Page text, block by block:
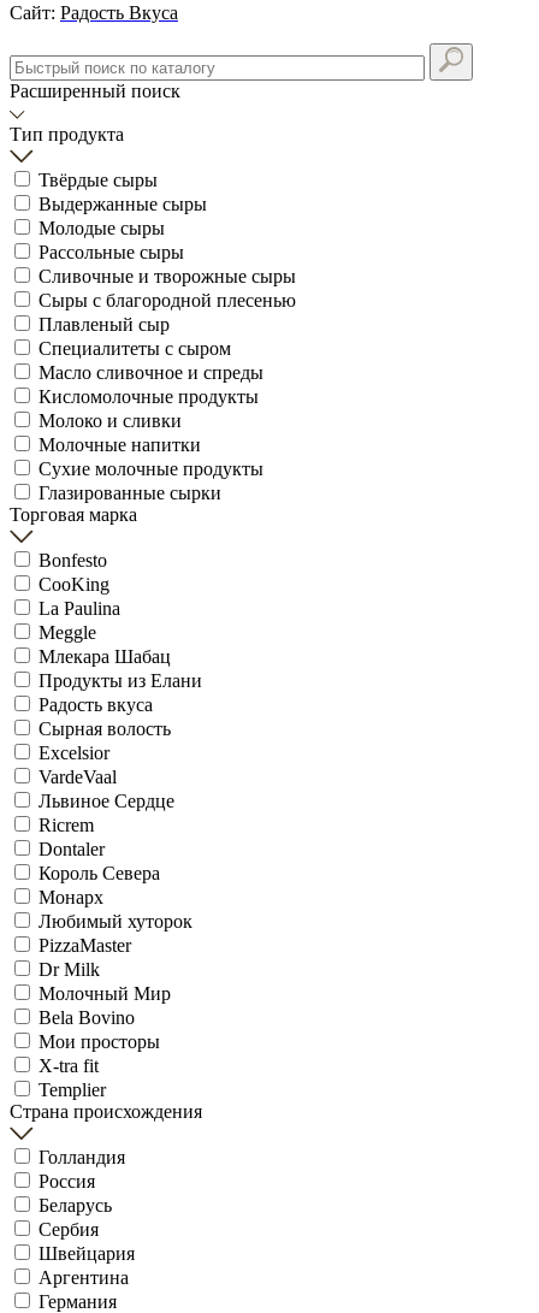
Сайт: Радость Вкуса
Расширенный поиск
Тип продукта
Твёрдые сыры
Выдержанные сыры
Молодые сыры
Рассольные сыры
Сливочные и творожные сыры
Сыры с благородной плесенью
Плавленый сыр
Специалитеты с сыром
Масло сливочное и спреды
Кисломолочные продукты
Молоко и сливки
Молочные напитки
Сухие молочные продукты
Глазированные сырки
Торговая марка
Bonfesto
CooKing
La Paulina
Meggle
Млекара Шабац
Продукты из Елани
Радость вкуса
Сырная волость
Excelsior
VardeVaal
Львиное Сердце
Ricrem
Dontaler
Король Севера
Монарх
Любимый хуторок
PizzaMaster
Dr Milk
Молочный Мир
Bela Bovino
Мои просторы
X-tra fit
Templier
Страна происхождения
Голландия
Россия
Беларусь
Сербия
Швейцария
Аргентина
Германия